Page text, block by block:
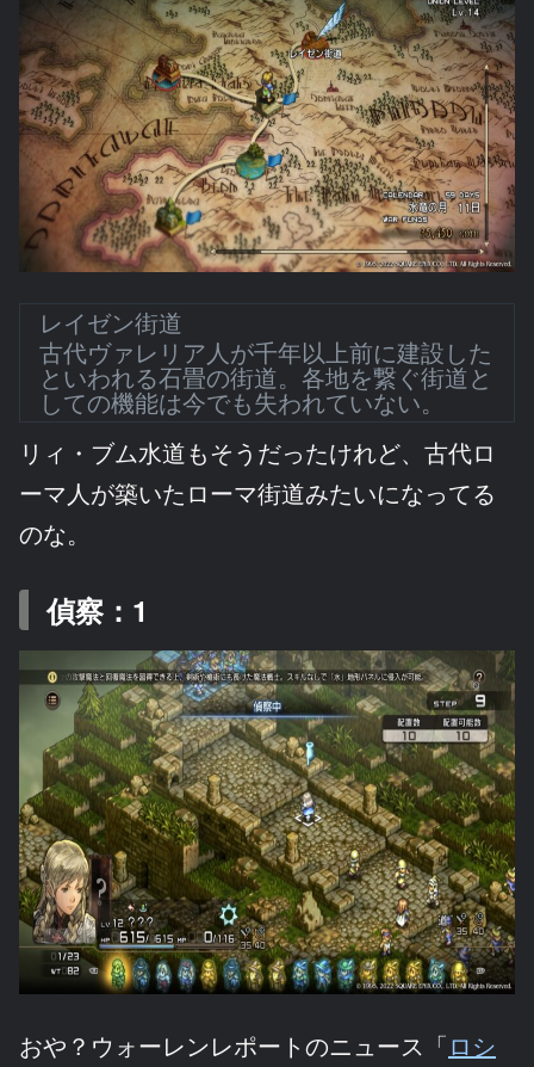
レイゼン街道
古代ヴァレリア人が千年以上前に建設した
といわれる石畳の街道。各地を繋ぐ街道と
しての機能は今でも失われていない。
リィ・ブム水道もそうだったけれど、古代ロ
ーマ人が築いたローマ街道みたいになってる
のな。
偵察：1
おや？ウォーレンレポートのニュース「ロシ